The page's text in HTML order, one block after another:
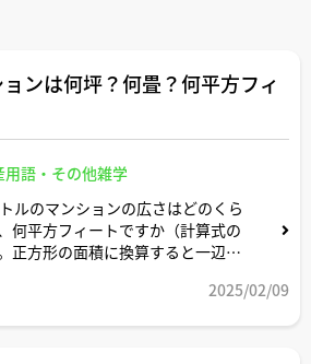
ンは何坪？何畳？何平方フィ
用語・その他雑学
ルのマンションの広さはどのくら
何平方フィートですか（計算式の
正方形の面積に換算すると一辺の
2025/02/09